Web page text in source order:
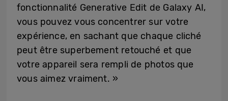
fonctionnalité Generative Edit de Galaxy AI,
vous pouvez vous concentrer sur votre
expérience, en sachant que chaque cliché
peut être superbement retouché et que
votre appareil sera rempli de photos que
vous aimez vraiment. »